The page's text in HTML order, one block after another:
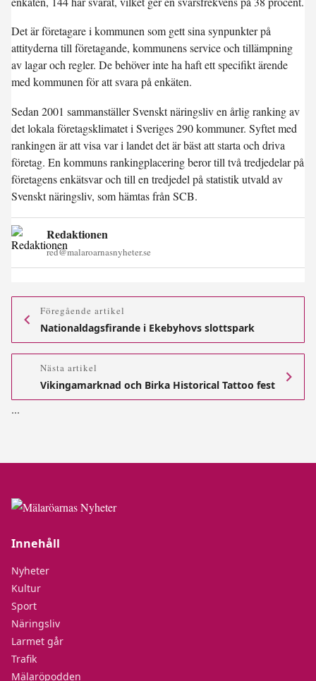
Det är företagare i kommunen som gett sina synpunkter på
attityderna till företagande, kommunens service och tillämpning
av lagar och regler. De behöver inte ha haft ett specifikt ärende
med kommunen för att svara på enkäten.
Sedan 2001 sammanställer Svenskt näringsliv en årlig ranking av
det lokala företagsklimatet i Sveriges 290 kommuner. Syftet med
rankingen är att visa var i landet det är bäst att starta och driva
företag. En kommuns rankingplacering beror till två tredjedelar på
företagens enkätsvar och till en tredjedel på statistik utvald av
Svenskt näringsliv, som hämtas från SCB.
Redaktionen
red@malaroarnasnyheter.se
Föregående artikel
Nationaldagsfirande i Ekebyhovs slottspark
Nästa artikel
Vikingamarknad och Birka Historical Tattoo fest
...
Innehåll
Nyheter
Kultur
Sport
Näringsliv
Larmet går
Trafik
Mälaröpodden